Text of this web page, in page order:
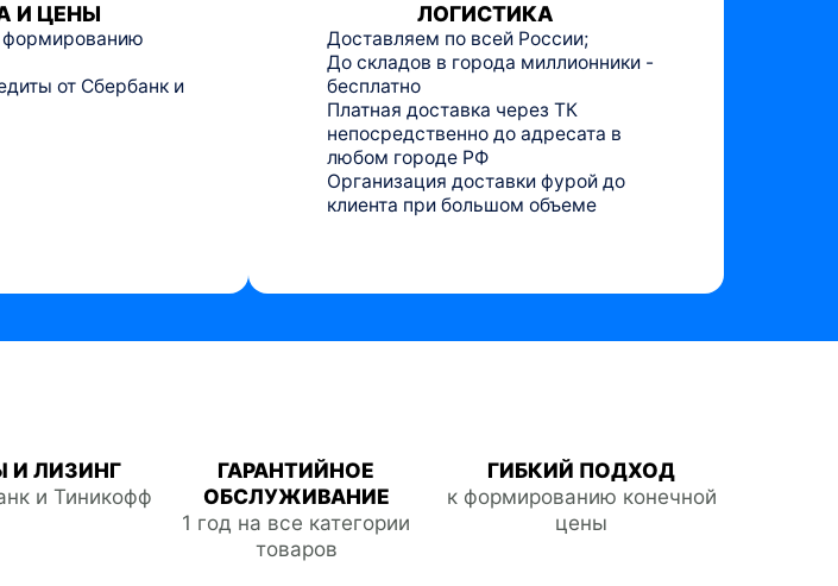
И ЦЕНЫ
формированию
от Сбербанк и
ЛОГИСТИКА
Доставляем по всей России;
До складов в города миллионники -
бесплатно
Платная доставка через ТК
непосредственно до адресата в
любом городе РФ
Организация доставки фурой до
клиента при большом объеме
И ЛИЗИНГ
и Тиникофф
ГАРАНТИЙНОЕ
ОБСЛУЖИВАНИЕ
1 год на все категории
товаров
ГИБКИЙ ПОДХОД
к формированию конечной
цены